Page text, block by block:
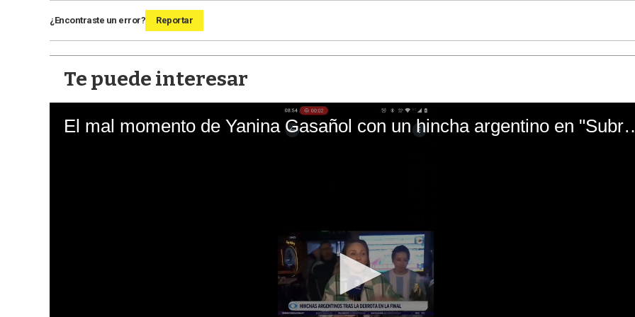
¿Encontraste un error? Reportar
Te puede interesar
El mal momento de Yanina